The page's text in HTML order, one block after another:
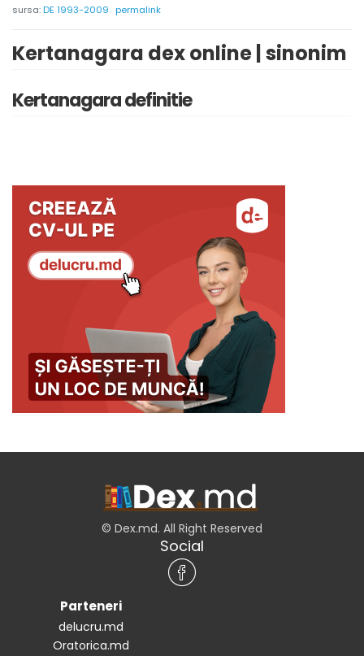
sursa:DE 1993-2009 permalink
Kertanagara dex online | sinonim
Kertanagara definitie
© Dex.md. All Right Reserved
Social
Parteneri
delucru.md
Oratorica.md